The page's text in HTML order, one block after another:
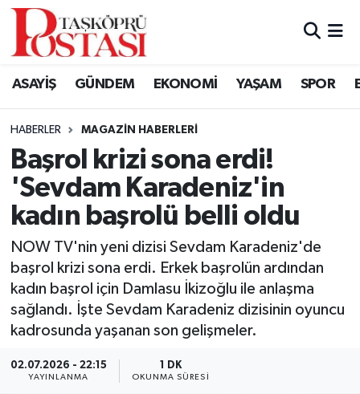
ASAYİŞ GÜNDEM EKONOMİ YAŞAM SPOR
HABERLER MAGAZIN HABERLERI
Başrol krizi sona erdi!
'Sevdam Karadeniz'in
kadın başrolü belli oldu
NOW TV'nin yeni dizisi Sevdam Karadeniz'de
başrol krizi sona erdi. Erkek başrolün ardından
kadın başrol için Damlasu İkizoğlu ile anlaşma
sağlandı. İşte Sevdam Karadeniz dizisinin oyuncu
kadrosunda yaşanan son gelişmeler.
02.07.2026 - 22:15
YAYINLANMA
1 DK
OKUNMA SÜRESI
Kastamonu Vefat Edenler
Araç Haberleri
Azdavay Haberleri
Bozkurt Haberleri
Çatalzeytin Haberleri